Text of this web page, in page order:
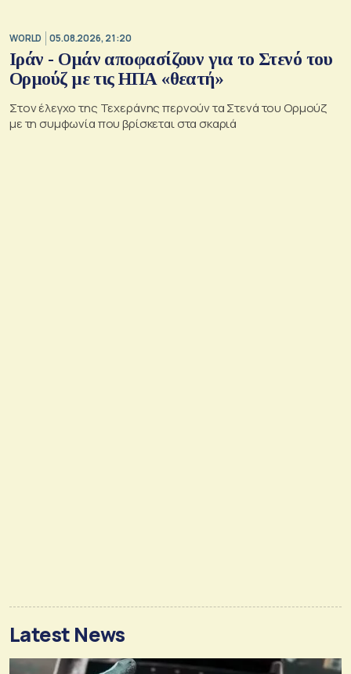
WORLD 05.08.2026, 21:20
Ιράν - Ομάν αποφασίζουν για το Στενό του
Ορμούζ με τις ΗΠΑ «θεατή»
Στον έλεγχο της Τεχεράνης περνούν τα Στενά του Ορμούζ
με τη συμφωνία που βρίσκεται στα σκαριά
Latest News